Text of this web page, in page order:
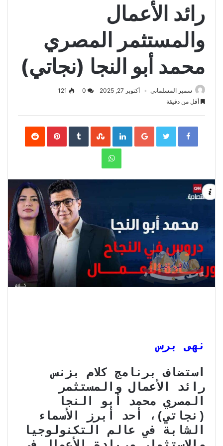
رائد الأعمال
والمستثمر المصري
محمد أبو النجا (نجاتي)
سمير المسلماني أكتوبر 27, 2025
121
أقل من دقيقة
Facebook
Twitter
Google+
LinkedIn
Pinterest
WhatsApp
نهى برس
استضاف برنامج كلام بزنس
رائد الأعمال والمستثمر
المصري محمد أبو النجا
(نجاتي)، أحد أبرز الأسماء
الشابة في عالم التكنولوجيا